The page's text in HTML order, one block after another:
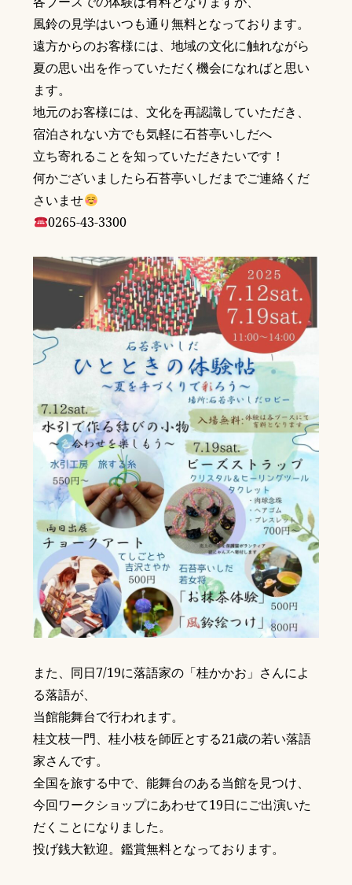
風鈴の見学はいつも通り無料となっております。
遠方からのお客様には、地域の文化に触れながら
夏の思い出を作っていただく機会になればと思い
ます。
地元のお客様には、文化を再認識していただき、
宿泊されない方でも気軽に石苔亭いしだへ
立ち寄れることを知っていただきたいです！
何かございましたら石苔亭いしだまでご連絡くだ
さいませ
0265-43-3300
また、同日7/19に落語家の「桂かかお」さんによ
る落語が、
当館能舞台で行われます。
桂文枝一門、桂小枝を師匠とする21歳の若い落語
家さんです。
全国を旅する中で、能舞台のある当館を見つけ、
今回ワークショップにあわせて19日にご出演いた
だくことになりました。
投げ銭大歓迎。鑑賞無料となっております。